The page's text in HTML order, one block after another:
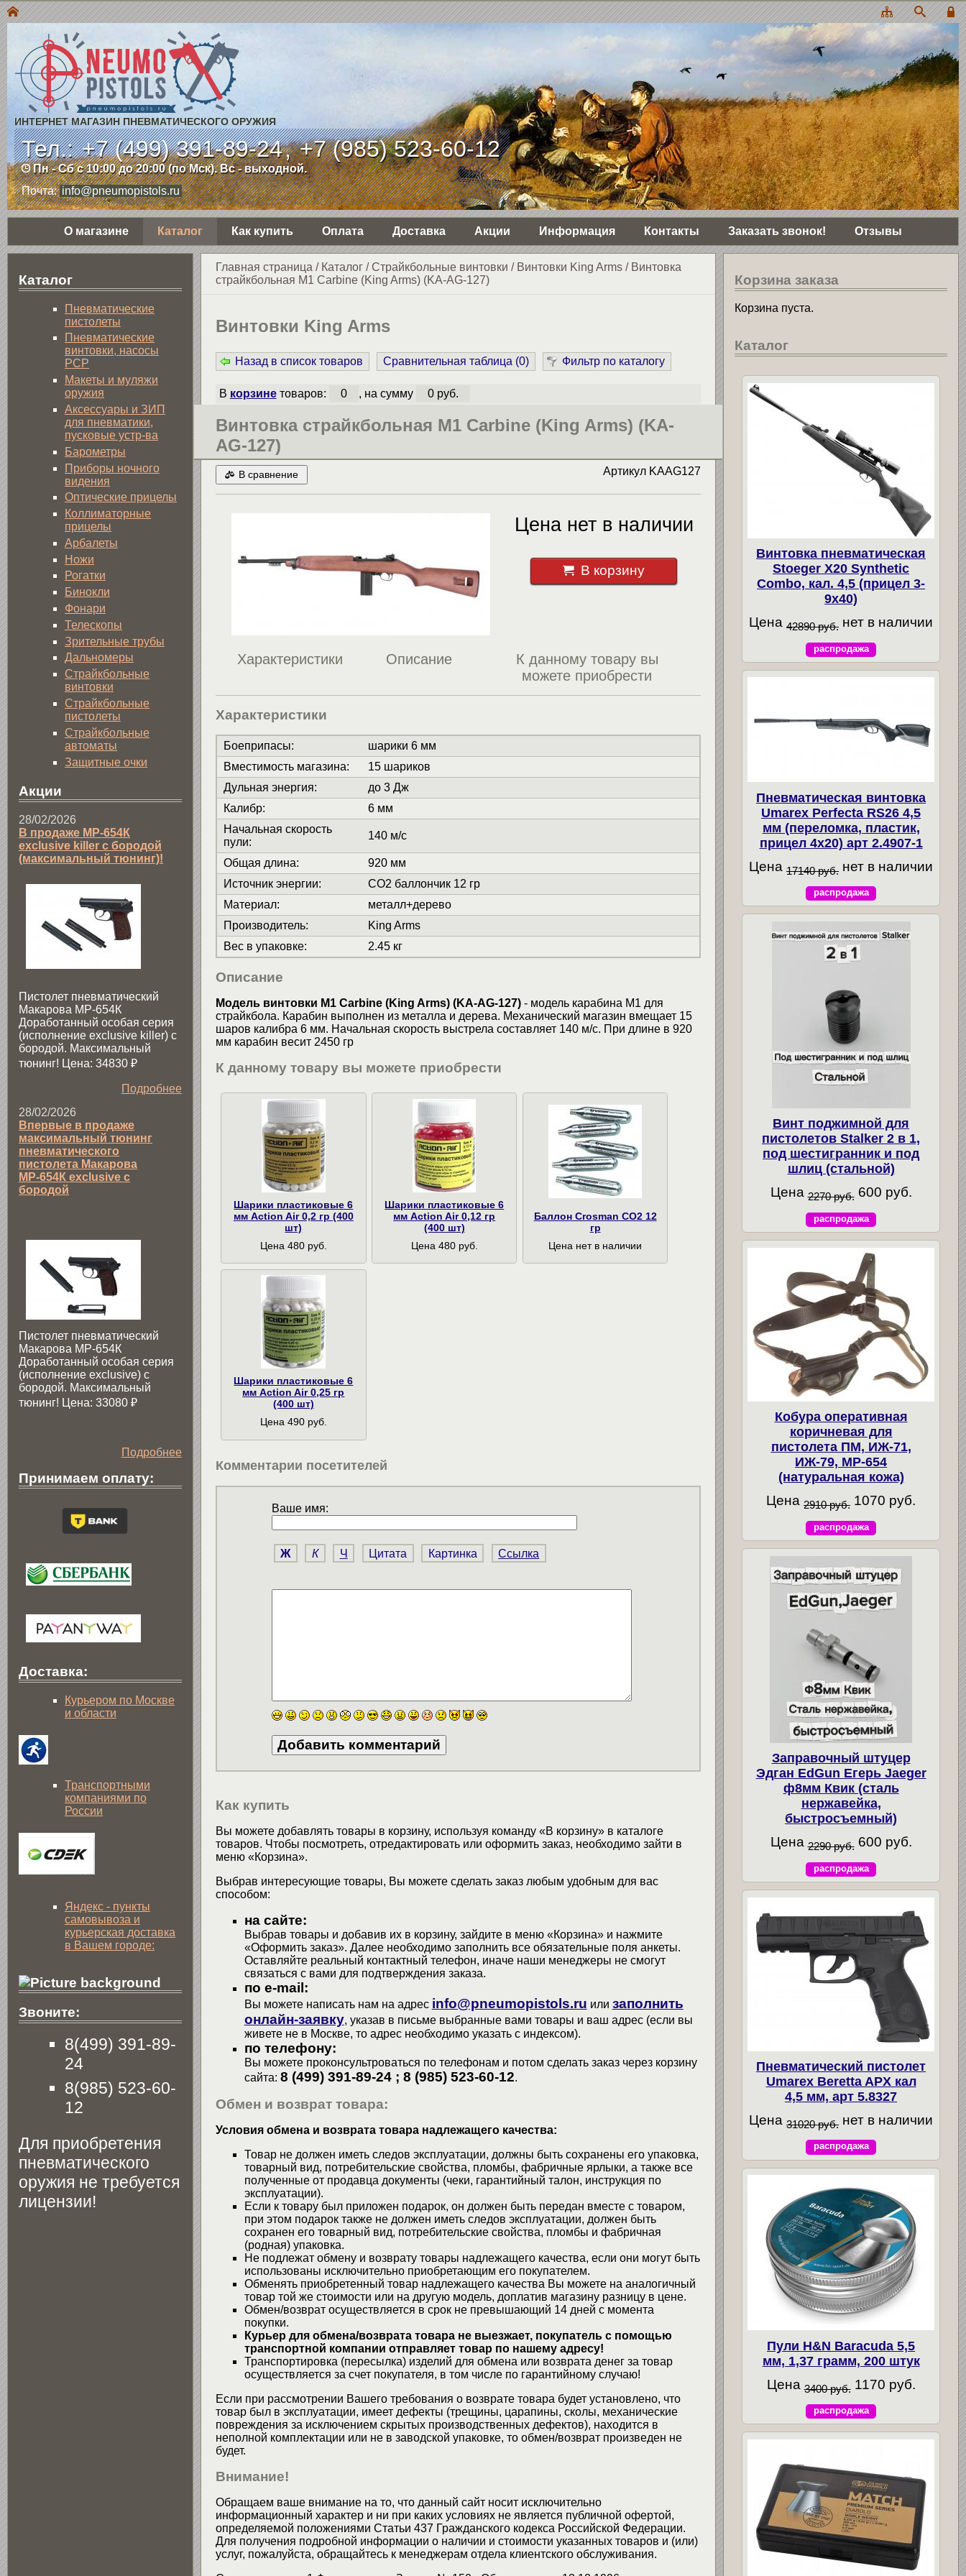
ИНТЕРНЕТ МАГАЗИН ПНЕВМАТИЧЕСКОГО ОРУЖИЯ
Тел.:+7 (499) 391-89-24,+7 (985) 523-60-12
Пн - Сб с 10:00 до 20:00 (по Мск). Вс - выходной.
Почта: info@pneumopistols.ru
О магазине Каталог Как купить Оплата Доставка Акции Информация Контакты Заказать звонок! Отзывы
Главная страница / Каталог/Страйкбольные винтовки / Винтовки King Arms/ Винтовка
страйкбольная M1 Carbine (King Arms) (KA-AG-127)
Винтовки King Arms
Назад в список товаров Сравнительная таблица (0) Фильтр по каталогу
В корзинетоваров: 0 , на сумму 0 руб.
Винтовка страйкбольная M1 Carbine (King Arms) (KA-
AG-127)
В сравнение Артикул KAAG127
Цена нет в наличии
В корзину
Характеристики Описание
К данному товару вы
можете приобрести
Характеристики
Боеприпасы:
шарики 6 мм
Вместимость магазина:
15 шариков
Дульная энергия:
до 3 Дж
Калибр:
6 мм
Начальная скорость
пули:
140 м/с
Общая длина:
920 мм
Источник энергии:
СО2 баллончик 12 гр
Материал:
металл+дерево
Производитель:
King Arms
Вес в упаковке: 2.45 кг
Описание
Модель винтовки M1 Carbine (King Arms) (KA-AG-127)- модель карабина М1 для
страйкбола. Карабин выполнен из металла и дерева. Механический магазин вмещает 15
шаров калибра 6 мм. Начальная скорость выстрела составляет 140 м/с. При длине в 920
мм карабин весит 2450 гр
К данному товару вы можете приобрести
Шарики пластиковые 6
мм Action Air 0,2 гр (400
шт)
Цена 480 руб.
Шарики пластиковые 6
мм Action Air 0,12 гр
(400 шт)
Цена 480 руб.
Баллон Crosman CO2 12
гр
Цена нет в наличии
Шарики пластиковые 6
мм Action Air 0,25 гр
(400 шт)
Цена 490 руб.
Комментарии посетителей
Ваше имя:
Ж К Ч Цитата Картинка Ссылка
Как купить
Вы можете добавлять товары в корзину, используя команду «В корзину» в каталоге
товаров. Чтобы посмотреть, отредактировать или оформить заказ, необходимо зайти в
меню «Корзина».
Выбрав интересующие товары, Вы можете сделать заказ любым удобным для вас
способом:
на сайте:
Выбрав товары и добавив их в корзину, зайдите в меню «Корзина» и нажмите
«Оформить заказ». Далее необходимо заполнить все обязательные поля анкеты.
Оставляйте реальный контактный телефон, иначе наши менеджеры не смогут
связаться с вами для подтверждения заказа.
по e-mail:
Вы можете написать нам на адрес info@pneumopistols.ru или заполнить
онлайн-заявку, указав в письме выбранные вами товары и ваш адрес (если вы
живете не в Москве, то адрес необходимо указать с индексом).
по телефону:
Вы можете проконсультроваться по телефонам и потом сделать заказ через корзину
сайта: 8 (499) 391-89-24 ; 8 (985) 523-60-12.
Обмен и возврат товара:
Условия обмена и возврата товара надлежащего качества:
Товар не должен иметь следов эксплуатации, должны быть сохранены его упаковка,
товарный вид, потребительские свойства, пломбы, фабричные ярлыки, а также все
полученные от продавца документы (чеки, гарантийный талон, инструкция по
эксплуатации).
Если к товару был приложен подарок, он должен быть передан вместе с товаром,
при этом подарок также не должен иметь следов эксплуатации, должен быть
сохранен его товарный вид, потребительские свойства, пломбы и фабричная
(родная) упаковка.
Не подлежат обмену и возврату товары надлежащего качества, если они могут быть
использованы исключительно приобретающим его покупателем.
Обменять приобретенный товар надлежащего качества Вы можете на аналогичный
товар той же стоимости или на другую модель, доплатив магазину разницу в цене.
Обмен/возврат осуществляется в срок не превышающий 14 дней с момента
покупки.
Курьер для обмена/возврата товара не выезжает, покупатель с помощью
транспортной компании отправляет товар по нашему адресу!
Транспортировка (пересылка) изделий для обмена или возврата денег за товар
осуществляется за счет покупателя, в том числе по гарантийному случаю!
Если при рассмотрении Вашего требования о возврате товара будет установлено, что
товар был в эксплуатации, имеет дефекты (трещины, царапины, сколы, механические
повреждения за исключением скрытых производственных дефектов), находится в
неполной комплектации или не в заводской упаковке, то обмен/возврат произведен не
будет.
Внимание!
Обращаем ваше внимание на то, что данный сайт носит исключительно
информационный характер и ни при каких условиях не является публичной офертой,
определяемой положениями Статьи 437 Гражданского кодекса Российской Федерации.
Для получения подробной информации о наличии и стоимости указанных товаров и (или)
услуг, пожалуйста, обращайтесь к менеджерам отдела клиентского обслуживания.
Каталог
Пнев­ма­ти­чес­кие
пистолеты
Пневматические
винтовки, насосы
PCP
Макеты и муляжи
оружия
Аксессуары и ЗИП
для пневматики,
пусковые устр-ва
Барометры
Приборы ночного
видения
Оптические прицелы
Коллиматорные
прицелы
Арбалеты
Ножи
Рогатки
Бинокли
Фонари
Телескопы
Зрительные трубы
Дальномеры
Страйкбольные
винтовки
Страйкбольные
пистолеты
Страйкбольные
автоматы
Защитные очки
Акции
28/02/2026
В продаже МР-654К
exclusive killer с бородой
(максимальный тюнинг)!
Пистолет пневматический
Макарова МР-654К
Доработанный особая серия
(исполнение exclusive killer) с
бородой. Максимальный
тюнинг! Цена: 34830 ₽
Подробнее
28/02/2026
Впервые в продаже
максимальный тюнинг
пневматического
пистолета Макарова
МР-654К exclusive с
бородой
Пистолет пневматический
Макарова МР-654К
Доработанный особая серия
(исполнение exclusive) c
бородой. Максимальный
тюнинг! Цена: 33080 ₽
Подробнее
Принимаем оплату:
Доставка:
Курьером по Москве
и области
Транспортными
компаниями по
России
Яндекс - пункты
самовывоза и
курьерская доставка
в Вашем городе:
Звоните:
8(499) 391-89-
24
8(985) 523-60-
12
Для приобретения
пневматического
оружия не требуется
лицензии!
Корзина заказа
Корзина пуста.
Каталог
Винтовка пневматическая
Stoeger X20 Synthetic
Combo, кал. 4,5 (прицел 3-
9х40)
Цена 42890 руб. нет в наличии
распродажа
Пневматическая винтовка
Umarex Perfecta RS26 4,5
мм (переломка, пластик,
прицел 4x20) арт 2.4907-1
Цена 17140 руб. нет в наличии
распродажа
Винт поджимной для
пистолетов Stalker 2 в 1,
под шестигранник и под
шлиц (стальной)
Цена 2270 руб. 600 руб.
распродажа
Кобура оперативная
коричневая для
пистолета ПМ, ИЖ-71,
ИЖ-79, МР-654
(натуральная кожа)
Цена 2910 руб. 1070 руб.
распродажа
Заправочный штуцер
Эдган EdGun Егерь Jaeger
ф8мм Квик (сталь
нержавейка,
быстросъемный)
Цена 2290 руб. 600 руб.
распродажа
Пневматический пистолет
Umarex Beretta APX кал
4,5 мм, арт 5.8327
Цена31020 руб. нет в наличии
распродажа
Пули H&N Baracuda 5,5
мм, 1,37 грамм, 200 штук
Цена 3400 руб. 1170 руб.
распродажа